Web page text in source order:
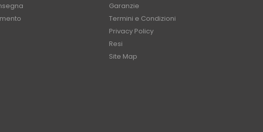
Garanzie
Termini e Condizioni
Privacy Policy
Resi
Site Map